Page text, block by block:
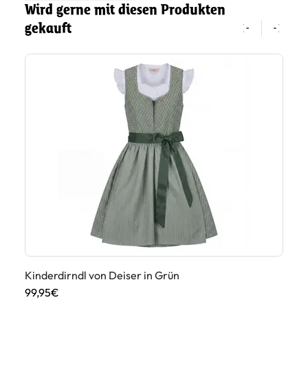
Wird gerne mit diesen Produkten
gekauft
Kinderdirndl von Deiser in Grün
99,95€